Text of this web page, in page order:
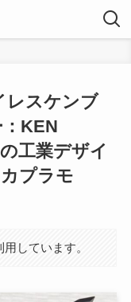
レスケンブ
KEN
工業デザイ
プラモ
しています。